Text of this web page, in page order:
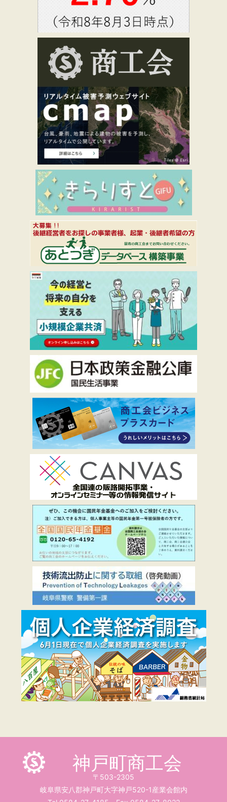
神戸町商工会
〒503-2305
岐阜県安八郡神戸町大字神戸520-1産業会館内